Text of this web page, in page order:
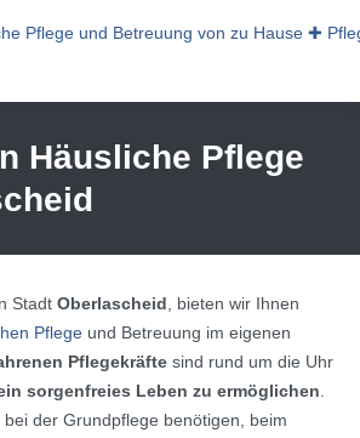
Häusliche Pflege
Stadt Oberlascheid, bieten wir Ihnen
Pflege und Betreuung im eigenen
Pflegekräfte sind rund um die Uhr
sorgenfreies Leben zu ermöglichen.
der Grundpflege benötigen, beim